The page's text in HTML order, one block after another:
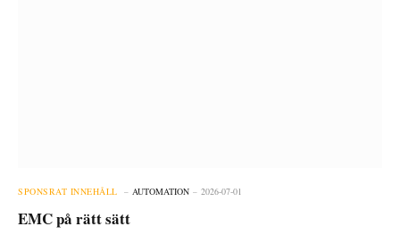
SPONSRAT INNEHÅLL AUTOMATION 2026-07-01
EMC på rätt sätt